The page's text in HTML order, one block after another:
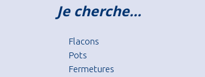
Je cherche…
Flacons
Pots
Fermetures